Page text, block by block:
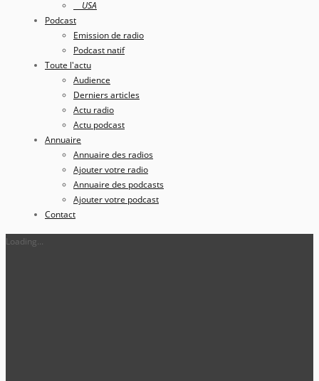
USA
Podcast
Emission de radio
Podcast natif
Toute l'actu
Audience
Derniers articles
Actu radio
Actu podcast
Annuaire
Annuaire des radios
Ajouter votre radio
Annuaire des podcasts
Ajouter votre podcast
Contact
Loading...